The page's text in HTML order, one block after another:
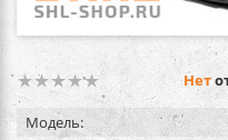
Нет
Модель: